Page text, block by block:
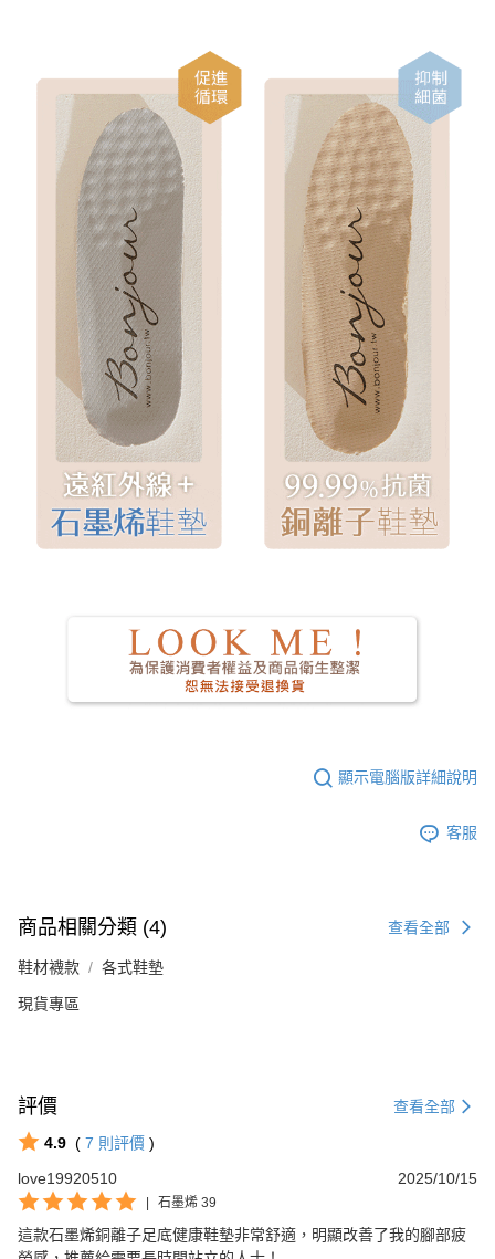
顯示電腦版詳細說明
客服
商品相關分類 (4) 查看全部
鞋材襪款 各式鞋墊
現貨專區
評價 查看全部
4.9 ( 7 則評價 )
love19920510
2025/10/15
| 石墨烯 39
這款石墨烯銅離子足底健康鞋墊非常舒適，明顯改善了我的腳部疲